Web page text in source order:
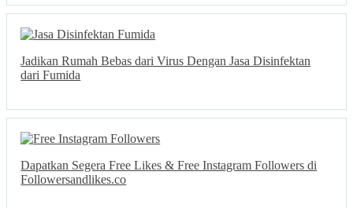
Jadikan Rumah Bebas dari Virus Dengan Jasa Disinfektan
dari Fumida
Dapatkan Segera Free Likes & Free Instagram Followers di
Followersandlikes.co